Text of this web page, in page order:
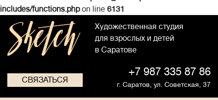
includes/functions.phpon line 6131
Художественная студия
для взрослых и детей
в Саратове
СВЯЗАТЬСЯ
+7 987 335 87 86
г. Саратов, ул. Советская, 37